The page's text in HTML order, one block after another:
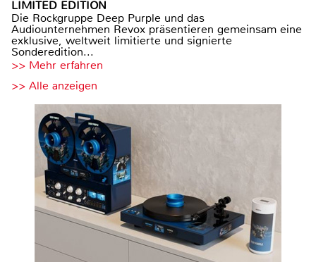
LIMITED EDITION
Die Rockgruppe Deep Purple und das
Audiounternehmen Revox präsentieren gemeinsam eine
exklusive, weltweit limitierte und signierte
Sonderedition...
>> Mehr erfahren
>> Alle anzeigen